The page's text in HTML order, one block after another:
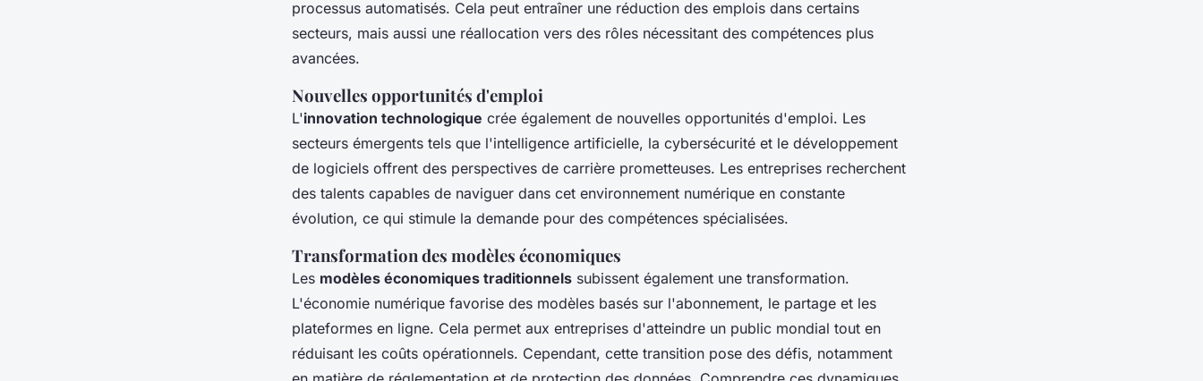
processus automatisés. Cela peut entraîner une réduction des emplois dans certains
secteurs, mais aussi une réallocation vers des rôles nécessitant des compétences plus
avancées.
Nouvelles opportunités d'emploi
L'innovation technologique crée également de nouvelles opportunités d'emploi. Les
secteurs émergents tels que l'intelligence artificielle, la cybersécurité et le développement
de logiciels offrent des perspectives de carrière prometteuses. Les entreprises recherchent
des talents capables de naviguer dans cet environnement numérique en constante
évolution, ce qui stimule la demande pour des compétences spécialisées.
Transformation des modèles économiques
Les modèles économiques traditionnels subissent également une transformation.
L'économie numérique favorise des modèles basés sur l'abonnement, le partage et les
plateformes en ligne. Cela permet aux entreprises d'atteindre un public mondial tout en
réduisant les coûts opérationnels. Cependant, cette transition pose des défis, notamment